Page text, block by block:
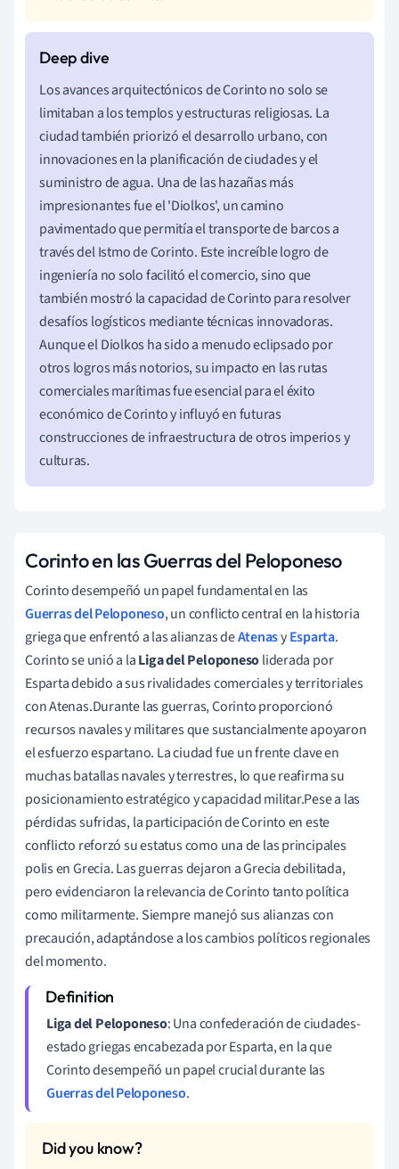
Los avances arquitectónicos de Corinto no solo se
limitaban a los templos y estructuras religiosas. La
ciudad también priorizó el desarrollo urbano, con
innovaciones en la planificación de ciudades y el
suministro de agua. Una de las hazañas más
impresionantes fue el 'Diolkos', un camino
pavimentado que permitía el transporte de barcos a
través del Istmo de Corinto. Este increíble logro de
ingeniería no solo facilitó el comercio, sino que
también mostró la capacidad de Corinto para resolver
desafíos logísticos mediante técnicas innovadoras.
Aunque el Diolkos ha sido a menudo eclipsado por
otros logros más notorios, su impacto en las rutas
comerciales marítimas fue esencial para el éxito
económico de Corinto y influyó en futuras
construcciones de infraestructura de otros imperios y
culturas.
Corinto en las Guerras del Peloponeso
Corinto desempeñó un papel fundamental en las
Guerras del Peloponeso, un conflicto central en la historia
griega que enfrentó a las alianzas deAtenasyEsparta.
Corinto se unió a laLiga del Peloponesoliderada por
Esparta debido a sus rivalidades comerciales y territoriales
con Atenas.Durante las guerras, Corinto proporcionó
recursos navales y militares que sustancialmente apoyaron
el esfuerzo espartano. La ciudad fue un frente clave en
muchas batallas navales y terrestres, lo que reafirma su
posicionamiento estratégico y capacidad militar.Pese a las
pérdidas sufridas, la participación de Corinto en este
conflicto reforzó su estatus como una de las principales
polis en Grecia. Las guerras dejaron a Grecia debilitada,
pero evidenciaron la relevancia de Corinto tanto política
como militarmente. Siempre manejó sus alianzas con
precaución, adaptándose a los cambios políticos regionales
del momento.
Liga del Peloponeso: Una confederación de ciudades-
estado griegas encabezada por Esparta, en la que
Corinto desempeñó un papel crucial durante las
Guerras del Peloponeso.